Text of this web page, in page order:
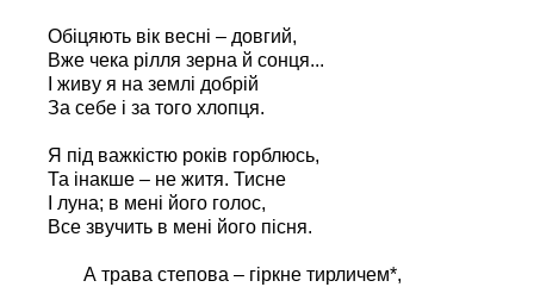
Обіцяють вік весні – довгий,
Вже чека рілля зерна й сонця...
І живу я на землі добрій
За себе і за того хлопця.
Я під важкістю років горблюсь,
Та інакше – не житя. Тисне
І луна; в мені його голос,
Все звучить в мені його пісня.
А трава степова – гіркне тирличем*,